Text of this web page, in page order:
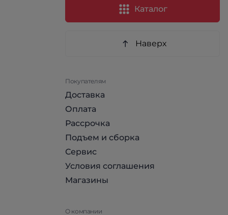
Каталог
Наверх
Покупателям
Доставка
Оплата
Рассрочка
Подъем и сборка
Сервис
Условия соглашения
Магазины
О компании